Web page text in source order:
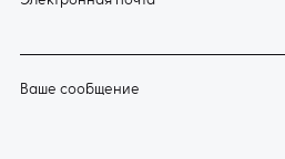
Ваше сообщение